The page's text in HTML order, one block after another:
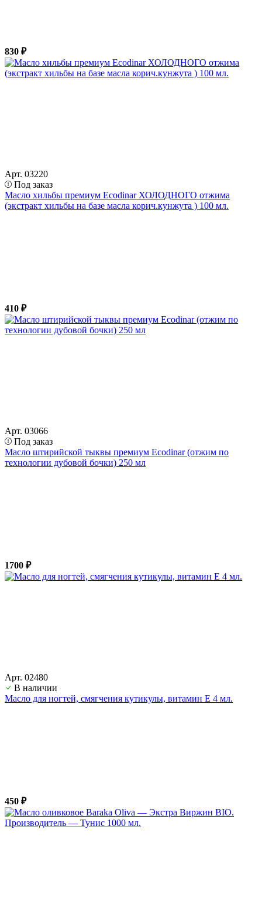
830 ₽
Арт. 03220
Под заказ
Масло хильбы премиум Ecodinar ХОЛОДНОГО отжима
(экстракт хильбы на базе масла корич.кунжута ) 100 мл.
410 ₽
Арт. 03066
Под заказ
Масло штирийской тыквы премиум Ecodinar (отжим по
технологии дубовой бочки) 250 мл
1700 ₽
Арт. 02480
В наличии
Масло для ногтей, смягчения кутикулы, витамин Е 4 мл.
450 ₽